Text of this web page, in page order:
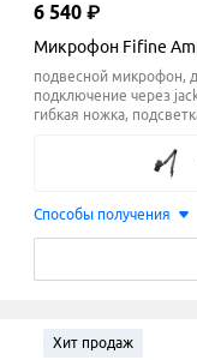
6 540 ₽
Микрофон Fifine
подвесной микрофон,
подключение через
гибкая ножка,
Способы получения
Хит продаж